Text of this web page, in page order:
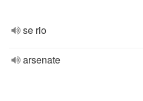
se rio
arsenate